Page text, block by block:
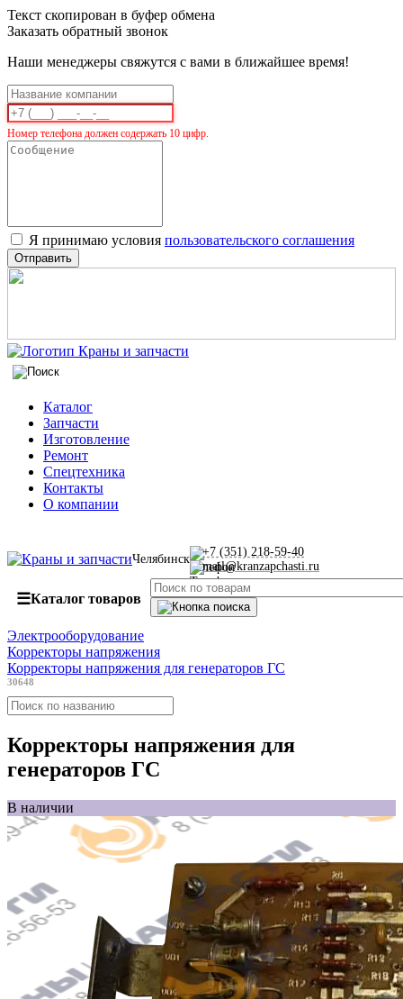
Текст скопирован в буфер обмена
Заказать обратный звонок
Наши менеджеры свяжутся с вами в ближайшее время!
Номер телефона должен содержать 10 цифр.
Я принимаю условия пользовательского соглашения
Отправить
Каталог
Запчасти
Изготовление
Ремонт
Спецтехника
Контакты
О компании
Челябинск
+7 (351) 218-59-40
mail@kranzapchasti.ru
☰Каталог товаров
Электрооборудование
Корректоры напряжения
Корректоры напряжения для генераторов ГС
30648
Корректоры напряжения для
генераторов ГС
В наличии